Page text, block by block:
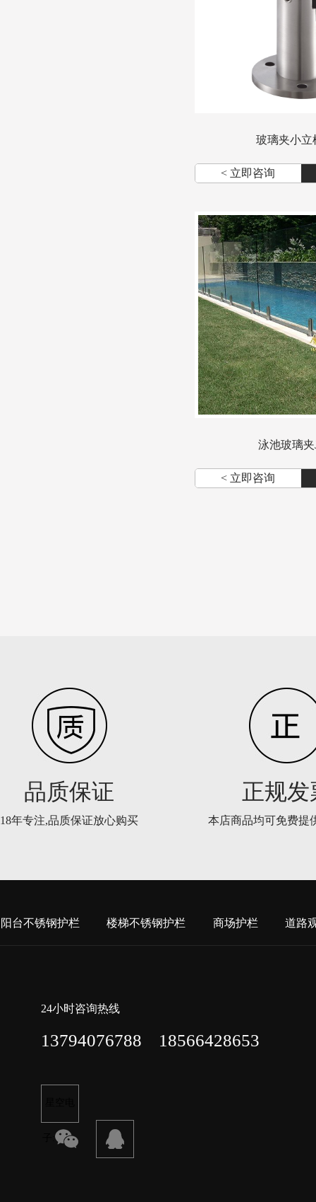
玻璃夹小立
< 立即咨询
泳池玻璃夹
< 立即咨询
品质保证
18年专注,品质保证放心购买
正规发
本店商品均可免费提
阳台不锈钢护栏 楼梯不锈钢护栏 商场护栏 道路
24小时咨询热线
13794076788 18566428653